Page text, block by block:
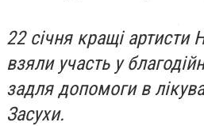
22 січня кращі артисти
взяли участь у
задля допомоги в
Засухи.